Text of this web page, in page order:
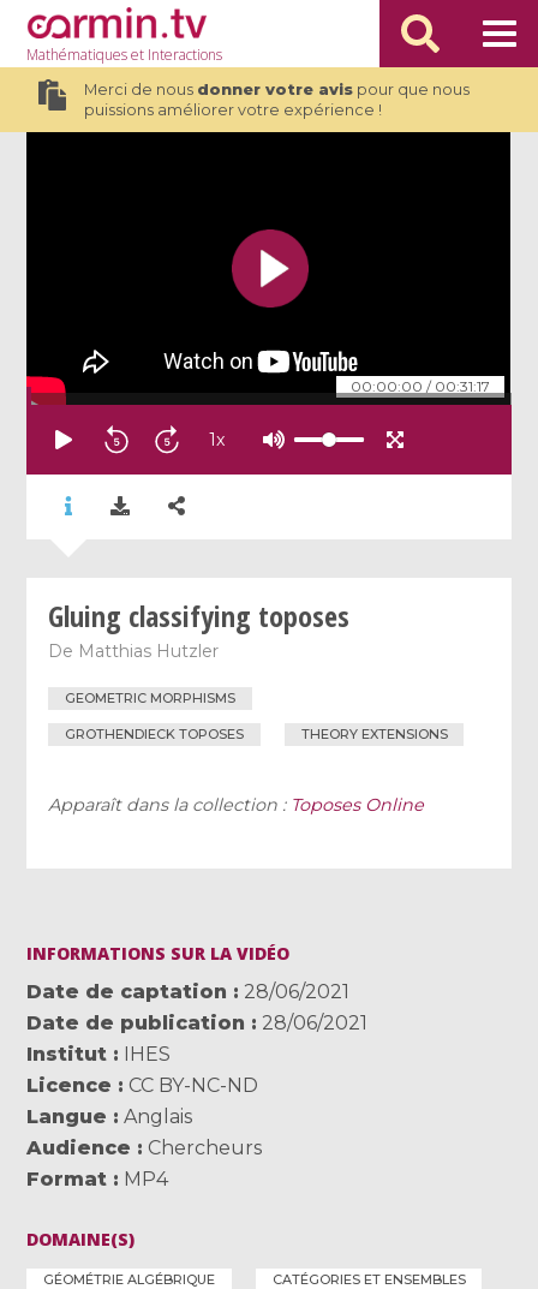
Mathématiqueset Interactions
Merci de nous donner votre avispour que nous
puissions améliorer votre expérience !
00:00:00 / 00:31:17
1x
Gluing classifying toposes
De Matthias Hutzler
GEOMETRIC MORPHISMS
GROTHENDIECK TOPOSES THEORY EXTENSIONS
Apparaît dans la collection : Toposes Online
INFORMATIONS SUR LA VIDÉO
Date de captation
28/06/2021
Date de publication
28/06/2021
Institut
IHES
Licence
CC BY-NC-ND
Langue
Anglais
Audience
Chercheurs
Format
MP4
DOMAINE(S)
GÉOMÉTRIE ALGÉBRIQUE CATÉGORIES ET ENSEMBLES